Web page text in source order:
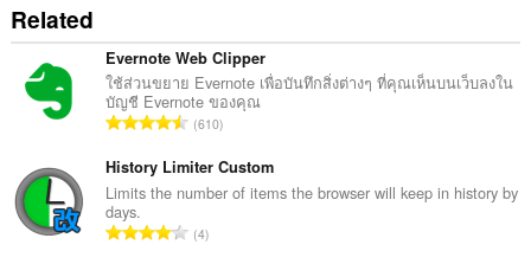
Related
Evernote Web Clipper
ใช้ส่วนขยาย Evernote เพื่อบันทึกสิ่งต่างๆ ที่คุณเห็นบนเว็บลงใน
บัญชี Evernote ของคุณ
จำ
ว
น
ะ
610
History Limiter Custom
Limits the number of items the browser will keep in history by
days.
จำ
4